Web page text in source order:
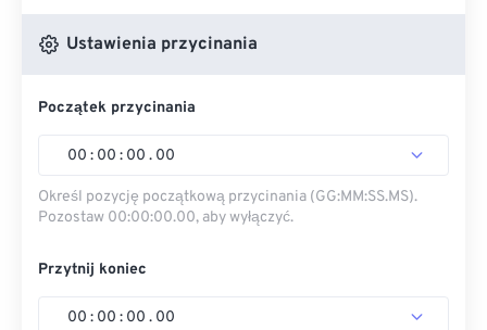
Ustawienia przycinania
Początek przycinania
00 : 00 : 00 . 00
Określ pozycję początkową przycinania (GG:MM:SS.MS).
Pozostaw 00:00:00.00, aby wyłączyć.
Przytnij koniec
00 : 00 : 00 . 00